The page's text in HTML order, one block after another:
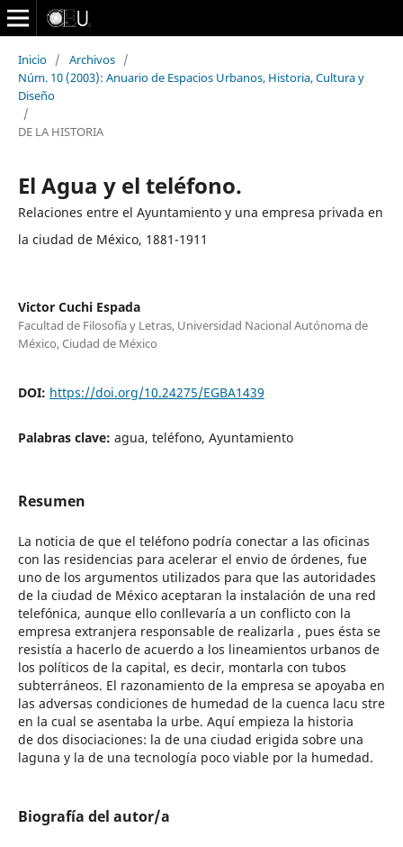
Inicio / Archivos /
Núm. 10 (2003): Anuario de Espacios Urbanos, Historia, Cultura y
Diseño
/
DE LA HISTORIA
El Agua y el teléfono.
Relaciones entre el Ayuntamiento y una empresa privada en
la ciudad de México, 1881-1911
Victor Cuchi Espada
Facultad de Filosofía y Letras, Universidad Nacional Autónoma de
México, Ciudad de México
DOI: https://doi.org/10.24275/EGBA1439
Palabras clave: agua, teléfono, Ayuntamiento
Resumen
La noticia de que el teléfono podría conectar a las oficinas
con las residencias para acelerar el envio de órdenes, fue
uno de los argumentos utilizados para que las autoridades
de la ciudad de México aceptaran la instalación de una red
telefónica, aunque ello conllevaría a un conflicto con la
empresa extranjera responsable de realizarla , pues ésta se
resistía a hacerlo de acuerdo a los lineamientos urbanos de
los políticos de la capital, es decir, montarla con tubos
subterráneos. El razonamiento de la empresa se apoyaba en
las adversas condiciones de humedad de la cuenca lacu stre
en la cual se asentaba la urbe. Aquí empieza la historia
de dos disociaciones: la de una ciudad erigida sobre una
laguna y la de una tecnología poco viable por la humedad.
Biografía del autor/a